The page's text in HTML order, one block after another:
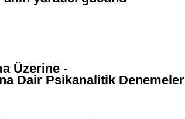
Üzerine -
Dair Psikanalitik Denemeler